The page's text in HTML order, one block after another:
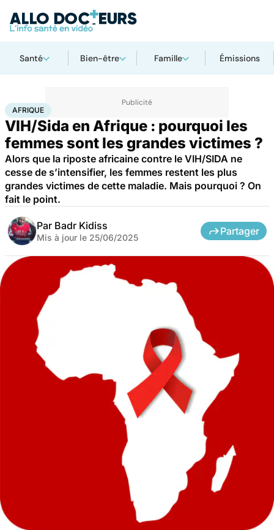
Santé Bien-être Famille Émissions
AccueilSanté
AFRIQUE
VIH/Sida en Afrique : pourquoi les
femmes sont les grandes victimes ?
Alors que la riposte africaine contre le VIH/SIDA ne
cesse de s’intensifier, les femmes restent les plus
grandes victimes de cette maladie. Mais pourquoi ? On
fait le point.
Par Badr Kidiss
Mis à jour le 25/06/2025
Partager